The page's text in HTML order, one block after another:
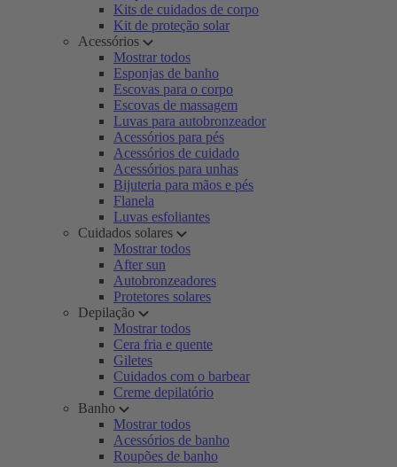
Kits de cuidados de corpo
Kit de proteção solar
Acessórios
Mostrar todos
Esponjas de banho
Escovas para o corpo
Escovas de massagem
Luvas para autobronzeador
Acessórios para pés
Acessórios de cuidado
Acessórios para unhas
Bijuteria para mãos e pés
Flanela
Luvas esfoliantes
Cuidados solares
Mostrar todos
After sun
Autobronzeadores
Protetores solares
Depilação
Mostrar todos
Cera fria e quente
Giletes
Cuidados com o barbear
Creme depilatório
Banho
Mostrar todos
Acessórios de banho
Roupões de banho